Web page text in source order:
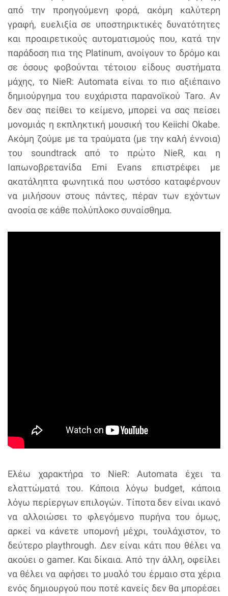
από την προηγούμενη φορά, ακόμη καλύτερη
γραφή, ευελιξία σε υποστηρικτικές δυνατότητες
και προαιρετικούς αυτοματισμούς που, κατά την
παράδοση πια της Platinum, ανοίγουν το δρόμο και
σε όσους φοβούνται τέτοιου είδους συστήματα
μάχης, το NieR: Automata είναι το πιο αξιέπαινο
δημιούργημα του ευχάριστα παρανοϊκού Taro. Αν
δεν σας πείθει το κείμενο, μπορεί να σας πείσει
μονομιάς η εκπληκτική μουσική του Keiichi Okabe.
Ακόμη ζούμε με τα τραύματα (με την καλή έννοια)
του soundtrack από το πρώτο NieR, και η
Ιαπωνοβρετανίδα Emi Evans επιστρέφει με
ακατάληπτα φωνητικά που ωστόσο καταφέρνουν
να μιλήσουν στους πάντες, πέραν των εχόντων
ανοσία σε κάθε πολύπλοκο συναίσθημα.
Ελέω χαρακτήρα το NieR: Automata έχει τα
ελαττώματά του. Κάποια λόγω budget, κάποια
λόγω περίεργων επιλογών. Τίποτα δεν είναι ικανό
να αλλοιώσει το φλεγόμενο πυρήνα του όμως,
αρκεί να κάνετε υπομονή μέχρι, τουλάχιστον, το
δεύτερο playthrough. Δεν είναι κάτι που θέλει να
ακούει ο gamer. Και δίκαια. Από την άλλη, οφείλει
να θέλει να αφήσει το μυαλό του έρμαιο στα χέρια
ενός δημιουργού που ποτέ κανείς δεν θα μπορέσει